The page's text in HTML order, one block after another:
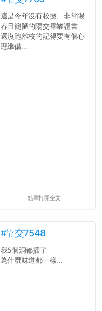
這是今年沒有校徽、非常陽
春且簡陋的陽交畢業證書
還沒跑離校的記得要有個心
理準備...
點擊打開全文
#靠交7548
我5個洞都插了
為什麼味道都一樣...